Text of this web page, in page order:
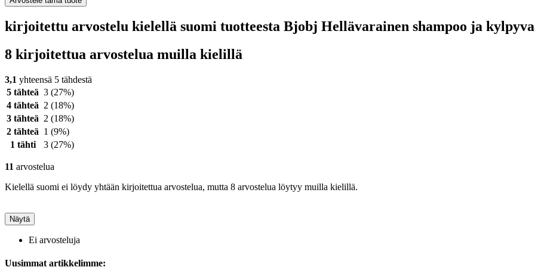
kirjoitettu arvostelu kielellä suomi tuotteesta Bjobj Hellävarainen shampoo ja
8 kirjoitettua arvostelua muilla kielillä
3,1 yhteensä 5 tähdestä
5 tähteä 3 (27%)
4 tähteä 2 (18%)
3 tähteä 2 (18%)
2 tähteä 1 (9%)
1 tähti
3 (27%)
11 arvostelua
Kielellä suomi ei löydy yhtään kirjoitettua arvostelua, mutta 8 arvostelua löytyy muilla kielillä.
Näytä
Ei arvosteluja
Uusimmat artikkelimme: